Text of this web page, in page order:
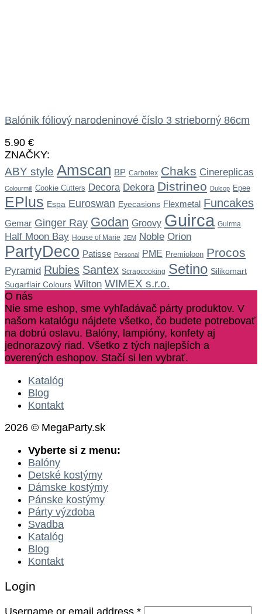
Balónik fóliový narodeninové číslo 3 strieborný 86cm
5.90 €
ZNAČKY:
ABY style Amscan BP Carbotex Chaks Cinereplicas
Colourmill Cookie Cutters Decora Dekora Distrineo Dulcop Epee
EPlus Espa Euroswan Eyecasions Flexmetal Funcakes
Gemar Ginger Ray Godan Groovy Guirca Guirma
Half Moon Bay House of Marie JEM Noble Orion
PartyDeco Patisse Personal PME Premioloon Procos
Pyramid Rubies Santex Scrapcooking Setino Silikomart
Sugarflair Colours Wilton WIMEX s.r.o.
O nás
Nie sme eshop, sme vyhľadávač párty produktov. V
našom katalógu nájdete všetko, čo budete potrebovať
na dobrú oslavu. Balóny, lampióny, konfety aj
jednorazový riad. Všetko z tých najlepších a
overených eshopov. Stačí si len vybrať.
Katalóg
Blog
Kontakt
2026 © MegaParty.sk
Vyberte si z menu:
Balóny
Detské kostýmy
Dámske kostýmy
Pánske kostýmy
Párty výzdoba
Svadba
Katalóg
Blog
Kontakt
Login